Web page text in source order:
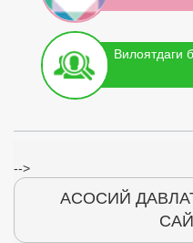
Вилоятдаги
-->
АСОСИЙ